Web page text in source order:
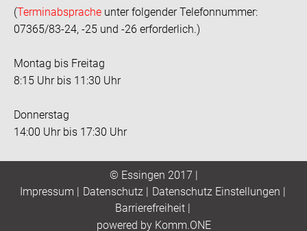
(Terminabsprache unter folgender Telefonnummer:
07365/83-24, -25 und -26 erforderlich.)
Montag bis Freitag
8:15 Uhr bis 11:30 Uhr
Donnerstag
14:00 Uhr bis 17:30 Uhr
© Essingen 2017 |
Impressum | Datenschutz| Datenschutz Einstellungen |
Barrierefreiheit|
powered by Komm.ONE